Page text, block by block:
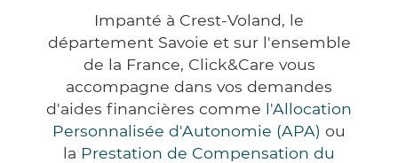
Impanté à Crest-Voland, le
département Savoie et sur l'ensemble
de la France, Click&Care vous
accompagne dans vos demandes
d'aides financières comme l'Allocation
Personnalisée d'Autonomie (APA) ou
la Prestation de Compensation du